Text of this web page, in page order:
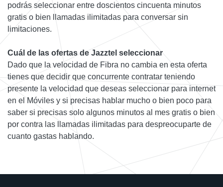
podrás seleccionar entre doscientos cincuenta minutos
gratis o bien llamadas ilimitadas para conversar sin
limitaciones.
Cuál de las ofertas de Jazztel seleccionar
Dado que la velocidad de Fibra no cambia en esta oferta
tienes que decidir que concurrente contratar teniendo
presente la velocidad que deseas seleccionar para internet
en el Móviles y si precisas hablar mucho o bien poco para
saber si precisas solo algunos minutos al mes gratis o bien
por contra las llamadas ilimitadas para despreocuparte de
cuanto gastas hablando.